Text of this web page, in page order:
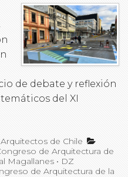
de debate y reflexión
del XI
de Chile
de Arquitectura de
Magallanes • DZ
de Arquitectura de la